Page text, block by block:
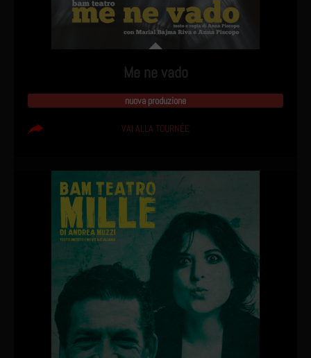
Me ne vado
nuova produzione
VAI ALLA TOURNÉE